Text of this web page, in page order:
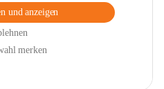
und anzeigen
merken